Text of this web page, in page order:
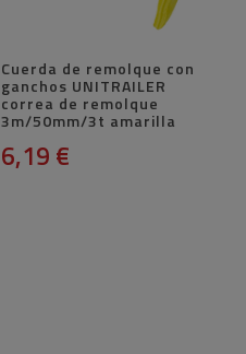
Cuerda de remolque con
ganchos UNITRAILER
correa de remolque
3m/50mm/3t amarilla
6,19 €